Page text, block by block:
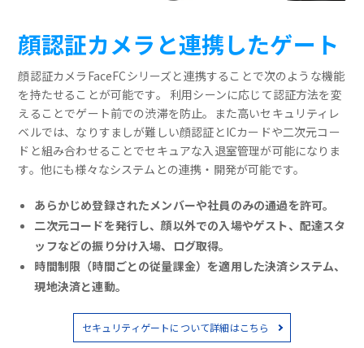
顔認証カメラと連携したゲート
顔認証カメラFaceFCシリーズと連携することで次のような機能
を持たせることが可能です。 利用シーンに応じて認証方法を変
えることでゲート前での渋滞を防止。また高いセキュリティレ
ベルでは、なりすましが難しい顔認証とICカードや二次元コー
ドと組み合わせることでセキュアな入退室管理が可能になりま
す。他にも様々なシステムとの連携・開発が可能です。
あらかじめ登録されたメンバーや社員のみの通過を許可。
二次元コードを発行し、顔以外での入場やゲスト、配達スタ
ッフなどの振り分け入場、ログ取得。
時間制限（時間ごとの従量課金）を適用した決済システム、
現地決済と連動。
セキュリティゲートについて詳細はこちら